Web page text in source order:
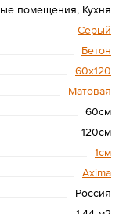
помещения, Кухня
Серый
Бетон
60х120
Матовая
60см
120см
1см
Axima
Россия